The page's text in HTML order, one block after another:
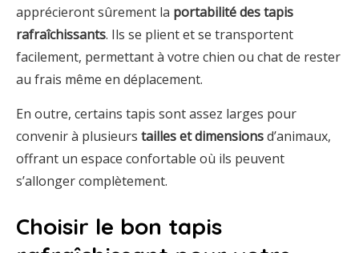
apprécieront sûrement la portabilité des tapis
rafraîchissants. Ils se plient et se transportent
facilement, permettant à votre chien ou chat de rester
au frais même en déplacement.
En outre, certains tapis sont assez larges pour
convenir à plusieurs tailles et dimensionsd’animaux,
offrant un espace confortable où ils peuvent
s’allonger complètement.
Choisir le bon tapis